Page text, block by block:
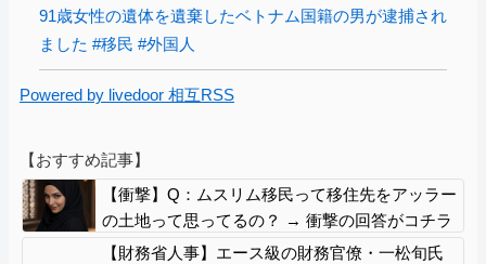
91歳女性の遺体を遺棄したベトナム国籍の男が逮捕され
ました #移民 #外国人
Powered by livedoor 相互RSS
【おすすめ記事】
【衝撃】Q：ムスリム移民って移住先をアッラー
の土地って思ってるの？ → 衝撃の回答がコチラ
→ ｗｗｗｗｗｗｗｗｗｗｗｗｗｗ
【財務省人事】エース級の財務官僚・一松旬氏